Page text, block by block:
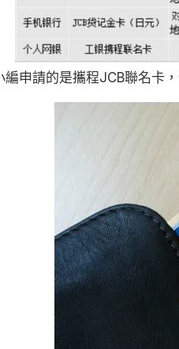
申請的是攜程JCB聯名卡